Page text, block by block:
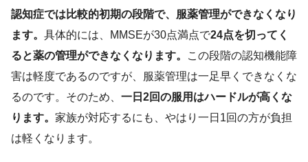
認知症では比較的初期の段階で、服薬管理ができなくなり
ます。 具体的には、MMSEが30点満点で24点を切ってく
ると薬の管理ができなくなります。
この段階の認知機能障
害は軽度であるのですが、服薬管理は一足早くできなくな
るのです。そのため、 一日2回の服用はハードルが高くな
ります。 家族が対応するにも、やはり一日1回の方が負担
は軽くなります。